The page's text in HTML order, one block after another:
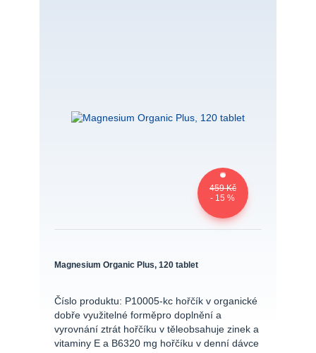
459 Kč
- 15 %
Magnesium Organic Plus, 120 tablet
Číslo produktu: P10005-kc hořčík v organické
dobře využitelné forměpro doplnění a
vyrovnání ztrát hořčíku v těleobsahuje zinek a
vitaminy E a B6320 mg hořčíku v denní dávce